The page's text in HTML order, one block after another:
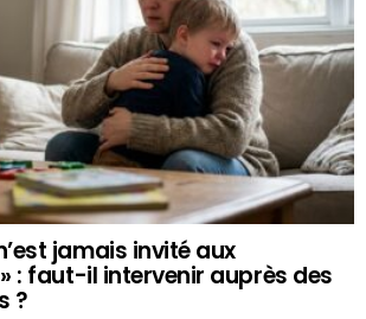
jamais invité aux
: faut-il intervenir auprès des
?